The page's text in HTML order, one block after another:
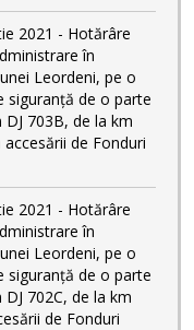
2021 - Hotărâre
în
Leordeni, pe o
siguranță de o parte
703B, de la km
de Fonduri
2021 - Hotărâre
în
Leordeni, pe o
siguranță de o parte
702C, de la km
de Fonduri